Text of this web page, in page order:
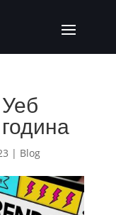
| Blog